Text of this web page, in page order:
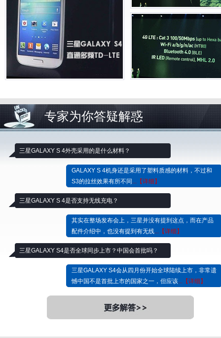
专家为你答疑解惑
三星GALAXY S 4外壳采用的是什么材料？
GALAXY S 4机身还是采用了塑料质感的材料，不过和
S3的拉丝效果有所不同 ...【详细】
三星GALAXY S 4是否支持无线充电？
其实在整场发布会上，三星并没有提到这点，而在产品
配件介绍中，也没有提到有无线...【详细】
三星GALAXY S4是否全球同步上市？中国会首批吗？
三星GALAXY S4会从四月份开始全球陆续上市，非常遗
憾中国不是首批上市的国家之一，但应该...【详细】